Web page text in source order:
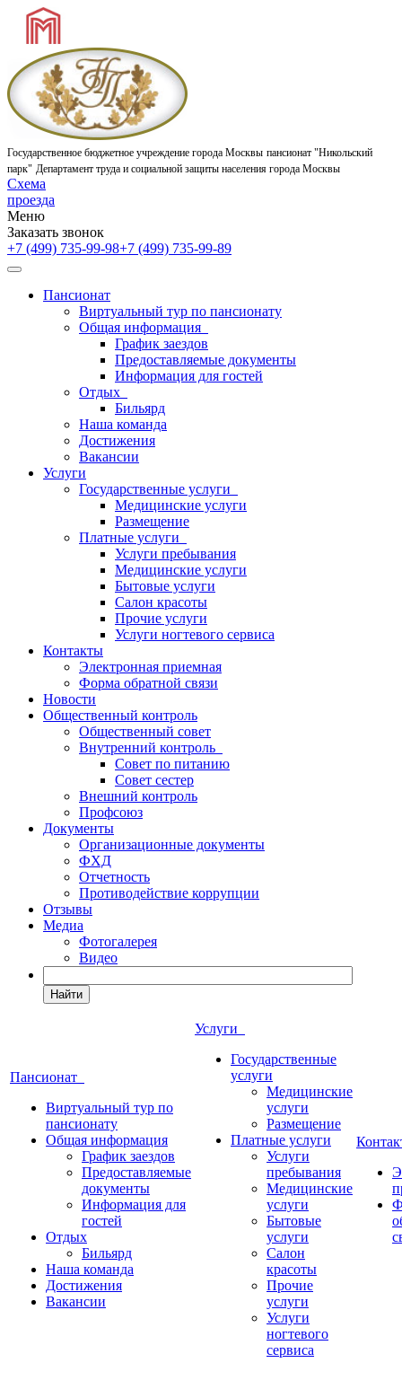
Государственное бюджетное учреждение города Москвы пансионат "Никольский
парк" Департамент труда и социальной защиты населения города Москвы
Схема
проезда
Меню
Заказать звонок
+7 (499) 735-99-98+7 (499) 735-99-89
Пансионат
Виртуальный тур по пансионату
Общая информация
График заездов
Предоставляемые документы
Информация для гостей
Отдых
Бильярд
Наша команда
Достижения
Вакансии
Услуги
Государственные услуги
Медицинские услуги
Размещение
Платные услуги
Услуги пребывания
Медицинские услуги
Бытовые услуги
Салон красоты
Прочие услуги
Услуги ногтевого сервиса
Контакты
Электронная приемная
Форма обратной связи
Новости
Общественный контроль
Общественный совет
Внутренний контроль
Совет по питанию
Совет сестер
Внешний контроль
Профсоюз
Документы
Организационные документы
ФХД
Отчетность
Противодействие коррупции
Отзывы
Медиа
Фотогалерея
Видео
Найти
Пансионат
Виртуальный тур по
пансионату
Общая информация
График заездов
Предоставляемые
документы
Информация для
гостей
Отдых
Бильярд
Наша команда
Достижения
Вакансии
Услуги
Государственные
услуги
Медицинские
услуги
Размещение
Платные услуги
Услуги
пребывания
Медицинские
услуги
Бытовые
услуги
Салон
красоты
Прочие
услуги
Услуги
ногтевого
сервиса